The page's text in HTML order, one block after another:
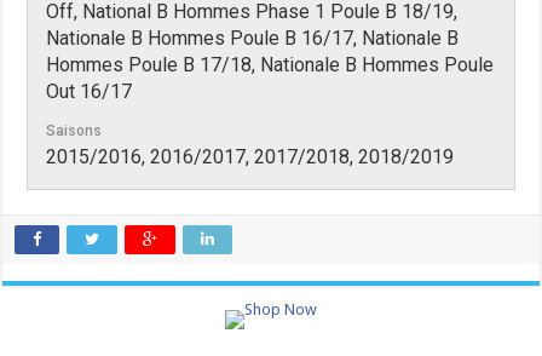
Off, National B Hommes Phase 1 Poule B 18/19,
Nationale B Hommes Poule B 16/17, Nationale B
Hommes Poule B 17/18, Nationale B Hommes Poule
Out 16/17
Saisons
2015/2016, 2016/2017, 2017/2018, 2018/2019